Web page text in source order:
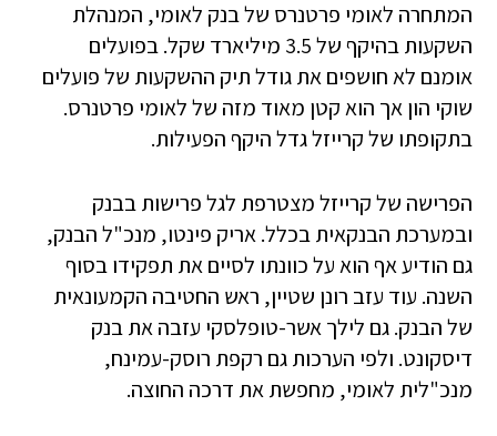
המתחרה לאומי פרטנרס של בנק לאומי, המנהלת
השקעות בהיקף של 3.5 מיליארד שקל. בפועלים
אומנם לא חושפים את גודל תיק ההשקעות של פועלים
שוקי הון אך הוא קטן מאוד מזה של לאומי פרטנרס.
בתקופתו של קרייזל גדל היקף הפעילות.
הפרישה של קרייזל מצטרפת לגל פרישות בבנק
ובמערכת הבנקאית בכלל. אריק פינטו, מנכ"ל הבנק,
גם הודיע אף הוא על כוונתו לסיים את תפקידו בסוף
השנה. עוד עזב רונן שטיין, ראש החטיבה הקמעונאית
של הבנק. גם לילך אשר-טופלסקי עזבה את בנק
דיסקונט. ולפי הערכות גם רקפת רוסק-עמינח,
מנכ"לית לאומי, מחפשת את דרכה החוצה.